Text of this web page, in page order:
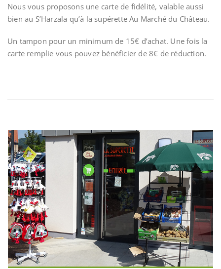
Nous vous proposons une carte de fidélité, valable aussi
bien au S’Harzala qu’à la supérette Au Marché du Château.
Un tampon pour un minimum de 15€ d’achat. Une fois la
carte remplie vous pouvez bénéficier de 8€ de réduction.